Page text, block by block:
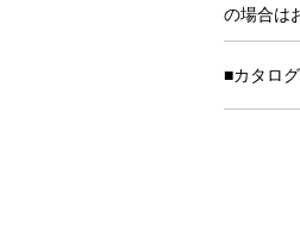
の場合は
■カタロ